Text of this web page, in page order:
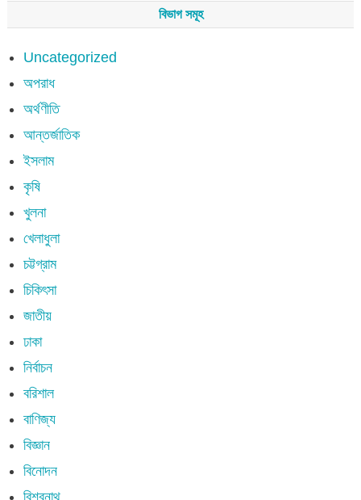
বিভাগ সমূহ
Uncategorized
অপরাধ
অর্থণীতি
আন্তর্জাতিক
ইসলাম
কৃষি
খুলনা
খেলাধুলা
চট্টগ্রাম
চিকিৎসা
জাতীয়
ঢাকা
নির্বাচন
বরিশাল
বাণিজ্য
বিজ্ঞান
বিনোদন